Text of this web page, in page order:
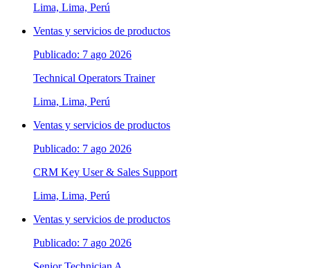
Lima, Lima, Perú
Ventas y servicios de productos
Publicado: 7 ago 2026
Technical Operators Trainer
Lima, Lima, Perú
Ventas y servicios de productos
Publicado: 7 ago 2026
CRM Key User & Sales Support
Lima, Lima, Perú
Ventas y servicios de productos
Publicado: 7 ago 2026